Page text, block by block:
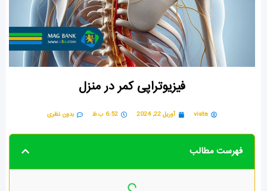
فیزیوتراپی کمر در منزل
vista آوریل 22, 2024 6:52 ب.ظ بدون نظری
فهرست مطالب